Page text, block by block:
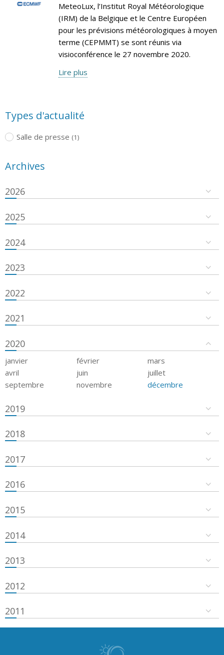
MeteoLux, l’Institut Royal Météorologique
(IRM) de la Belgique et le Centre Européen
pour les prévisions météorologiques à moyen
terme (CEPMMT) se sont réunis via
visioconférence le 27 novembre 2020.
Lire plus
Types d'actualité
Salle de presse (1)
Archives
2026
2025
2024
2023
2022
2021
2020
janvier février
mars
avril
juin
juillet
septembre
novembre décembre
2019
2018
2017
2016
2015
2014
2013
2012
2011